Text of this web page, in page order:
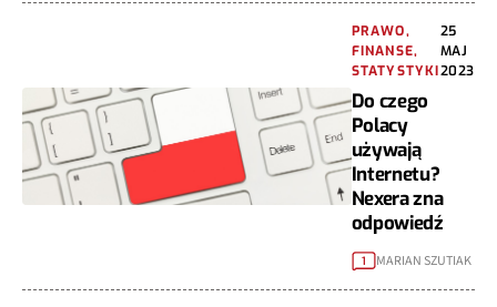
PRAWO,
FINANSE,
STATYSTYKI
25
MAJ
2023
Do czego
Polacy
używają
Internetu?
Nexera zna
odpowiedź
1 MARIAN SZUTIAK